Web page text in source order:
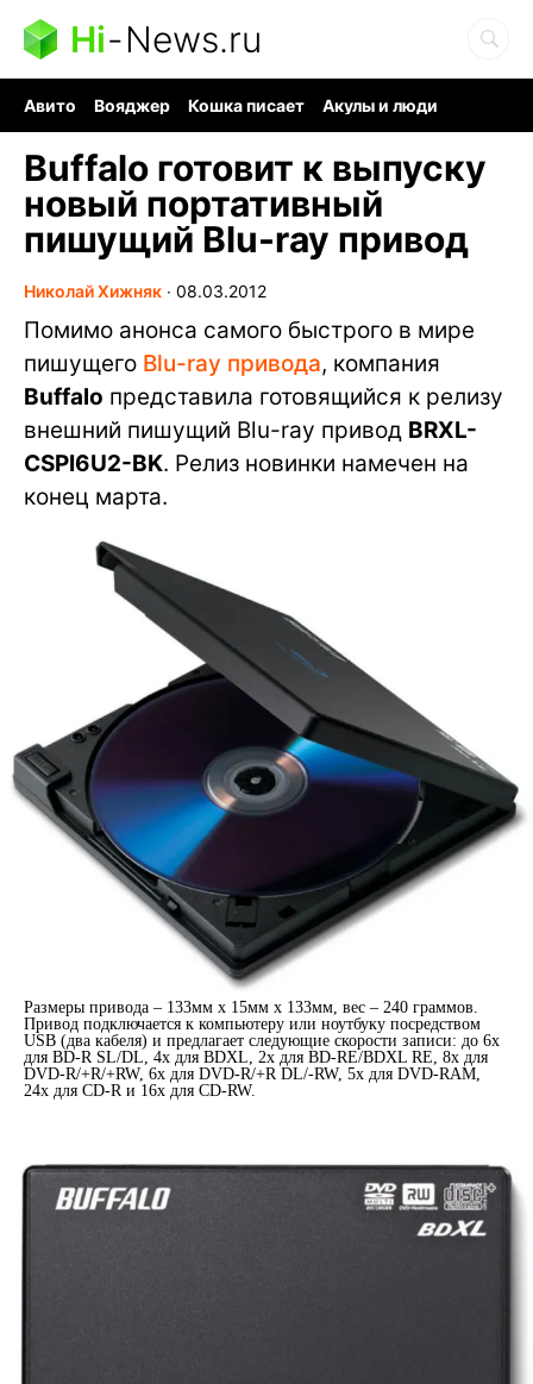
Hi-News.ru
Авито Вояджер Кошка писает
Акулы и люди
Buffalo готовит к выпуску
новый портативный
пишущий Blu-ray привод
Николай Хижняк ∙ 08.03.2012
Помимо анонса самого быстрого в мире
пишущего Blu-ray привода, компания
Buffalo представила готовящийся к релизу
внешний пишущий Blu-ray привод BRXL-
CSPI6U2-BK. Релиз новинки намечен на
конец марта.
Размеры привода – 133мм x 15мм x 133мм, вес – 240 граммов.
Привод подключается к компьютеру или ноутбуку посредством
USB (два кабеля) и предлагает следующие скорости записи: до 6x
для BD-R SL/DL, 4x для BDXL, 2x для BD-RE/BDXL RE, 8x для
DVD-R/+R/+RW, 6x для DVD-R/+R DL/-RW, 5x для DVD-RAM,
24x для CD-R и 16x для CD-RW.